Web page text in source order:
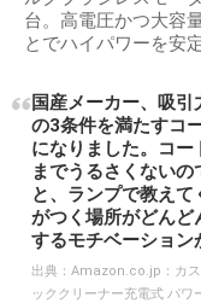
台。高電圧かつ大容
とでハイパワーを安
国産メーカー、吸引
の3条件を満たすコ
になりました。コー
までうるさくない
と、ランプで教え
がつく場所がどんど
するモチベーション
出典： Amazon.co.jp：カス
ッククリーナー充電式 パ